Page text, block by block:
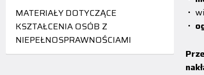
MATERIAŁY DOTYCZĄCE
KSZTAŁCENIA OSÓB Z
NIEPEŁNOSPRAWNOŚCIAMI